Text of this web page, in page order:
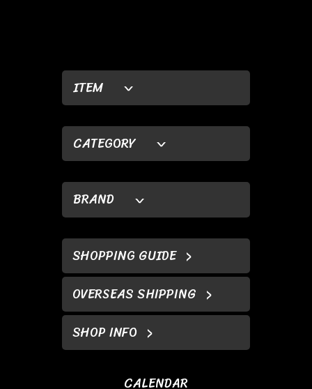
ITEM
CATEGORY
BRAND
SHOPPING GUIDE
OVERSEAS SHIPPING
SHOP INFO
CALENDAR